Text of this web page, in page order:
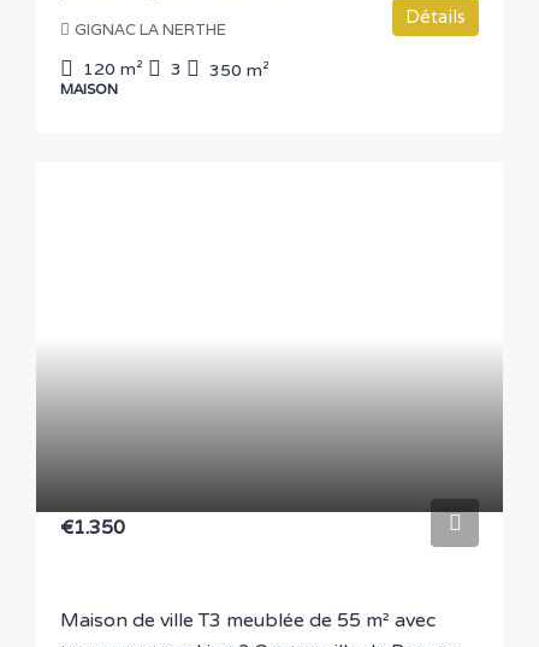
GIGNAC LA NERTHE
120 m² 3 350 m²
MAISON
Détails
€1.350
Maison de ville T3 meublée de 55 m² avec